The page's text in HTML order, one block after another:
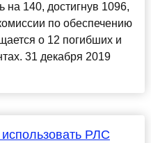
на 140, достигнув 1096,
по обеспечению
о 12 погибших и
31 декабря 2019
РЛС